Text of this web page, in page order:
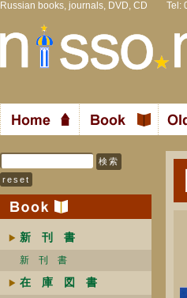
Russian books, journals, DVD, CD Tel:
新 刊 書
新 刊 書
在 庫 図 書